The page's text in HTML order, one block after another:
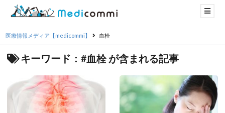
医療情報メディア【medicommi】 血栓
キーワード：#血栓 が含まれる記事